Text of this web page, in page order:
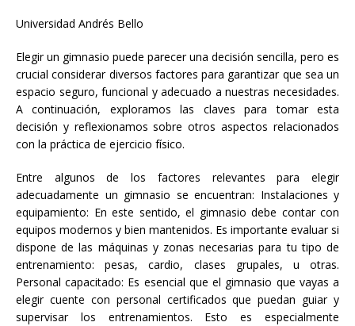
Universidad Andrés Bello
Elegir un gimnasio puede parecer una decisión sencilla, pero es
crucial considerar diversos factores para garantizar que sea un
espacio seguro, funcional y adecuado a nuestras necesidades.
A continuación, exploramos las claves para tomar esta
decisión y reflexionamos sobre otros aspectos relacionados
con la práctica de ejercicio físico.
Entre algunos de los factores relevantes para elegir
adecuadamente un gimnasio se encuentran: Instalaciones y
equipamiento: En este sentido, el gimnasio debe contar con
equipos modernos y bien mantenidos. Es importante evaluar si
dispone de las máquinas y zonas necesarias para tu tipo de
entrenamiento: pesas, cardio, clases grupales, u otras.
Personal capacitado: Es esencial que el gimnasio que vayas a
elegir cuente con personal certificados que puedan guiar y
supervisar los entrenamientos. Esto es especialmente